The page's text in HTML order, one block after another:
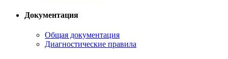
Документация
Общая документация
Диагностические правила